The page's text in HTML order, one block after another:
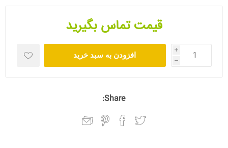
قیمت تماس بگیرید
i
h
افزودن به سبد خرید
Share: